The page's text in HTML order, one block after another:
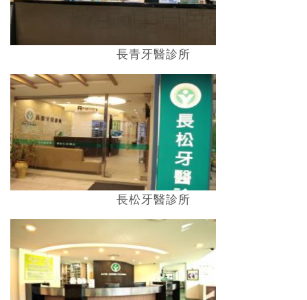
長青牙醫診所
長松牙醫診所